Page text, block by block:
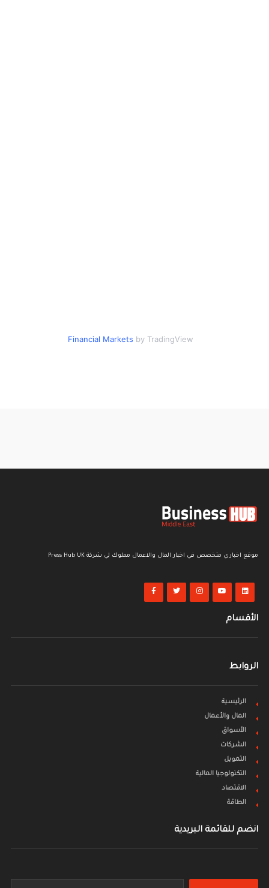
Financial Markets by TradingView
موقع اخباري متخصص في اخبار المال والاعمال مملوك لي شركة Press Hub UK
الأقسام
الروابط
الرئيسية
المال والأعمال
الأسواق
الشركات
التمويل
التكنولوجيا المالية
الاقتصاد
الطاقة
انضم للقائمة البريدية